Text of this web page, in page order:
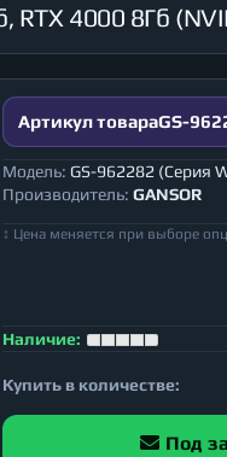
Артикул товараGS-
Модель: GS-962282 (Серия
Производитель: GANSOR
↕ Цена меняется при выборе
Наличие:
Купить в количестве:
Под